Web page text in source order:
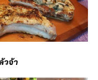
วจ้า